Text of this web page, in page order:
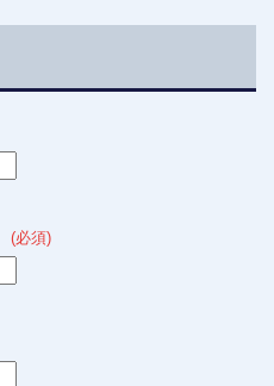
(必須)